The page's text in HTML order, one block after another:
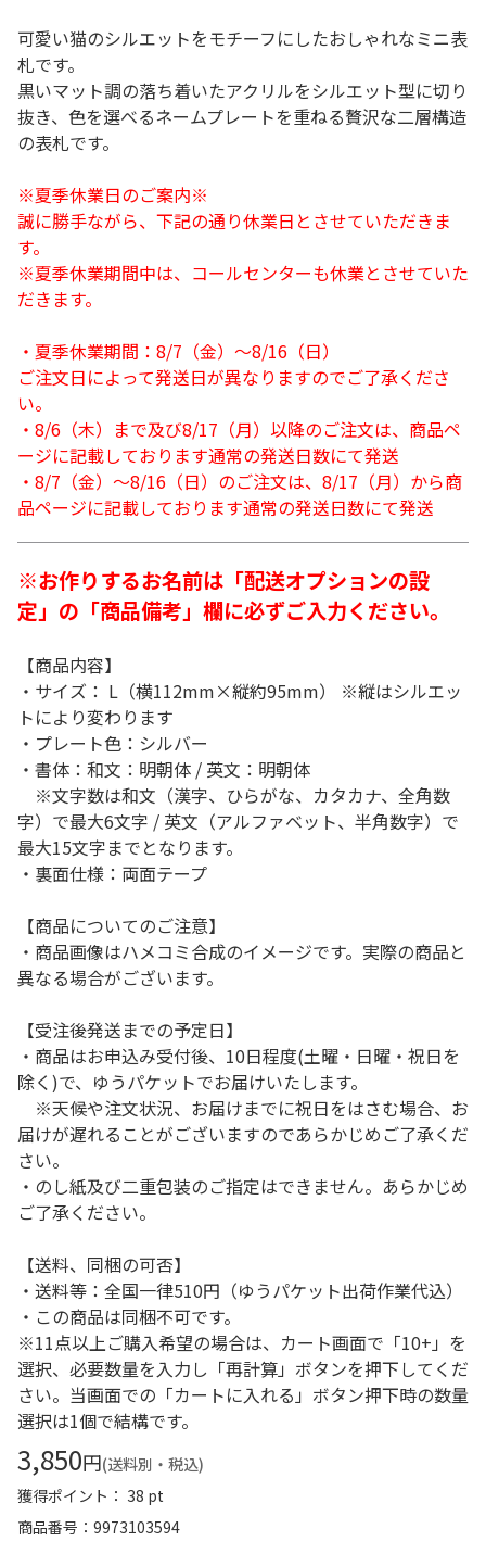
可愛い猫のシルエットをモチーフにしたおしゃれなミニ表
札です。
黒いマット調の落ち着いたアクリルをシルエット型に切り
抜き、色を選べるネームプレートを重ねる贅沢な二層構造
の表札です。
※夏季休業日のご案内※
誠に勝手ながら、下記の通り休業日とさせていただきま
す。
※夏季休業期間中は、コールセンターも休業とさせていた
だきます。
・夏季休業期間：8/7（金）～8/16（日）
ご注文日によって発送日が異なりますのでご了承くださ
い。
・8/6（木）まで及び8/17（月）以降のご注文は、商品ペ
ージに記載しております通常の発送日数にて発送
・8/7（金）～8/16（日）のご注文は、8/17（月）から商
品ページに記載しております通常の発送日数にて発送
※お作りするお名前は「配送オプションの設
定」の「商品備考」欄に必ずご入力ください。
【商品内容】
・サイズ： L（横112mm×縦約95mm） ※縦はシルエッ
トにより変わります
・プレート色：シルバー
・書体：和文：明朝体 / 英文：明朝体
※文字数は和文（漢字、ひらがな、カタカナ、全角数
字）で最大6文字 / 英文（アルファベット、半角数字）で
最大15文字までとなります。
・裏面仕様：両面テープ
【商品についてのご注意】
・商品画像はハメコミ合成のイメージです。実際の商品と
異なる場合がございます。
【受注後発送までの予定日】
・商品はお申込み受付後、10日程度(土曜・日曜・祝日を
除く)で、ゆうパケットでお届けいたします。
※天候や注文状況、お届けまでに祝日をはさむ場合、お
届けが遅れることがございますのであらかじめご了承くだ
さい。
・のし紙及び二重包装のご指定はできません。あらかじめ
ご了承ください。
【送料、同梱の可否】
・送料等：全国一律510円（ゆうパケット出荷作業代込）
・この商品は同梱不可です。
※11点以上ご購入希望の場合は、カート画面で「10+」を
選択、必要数量を入力し「再計算」ボタンを押下してくだ
さい。当画面での「カートに入れる」ボタン押下時の数量
選択は1個で結構です。
3,850円(送料別・税込)
獲得ポイント： 38 pt
商品番号
9973103594